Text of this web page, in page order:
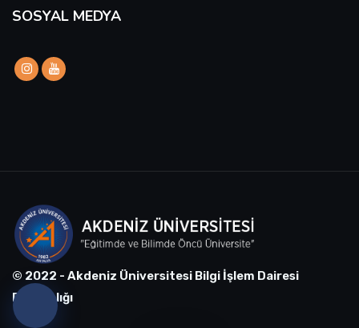
SOSYAL MEDYA
© 2022 - Akdeniz Üniversitesi Bilgi İşlem Dairesi
Başkanlığı